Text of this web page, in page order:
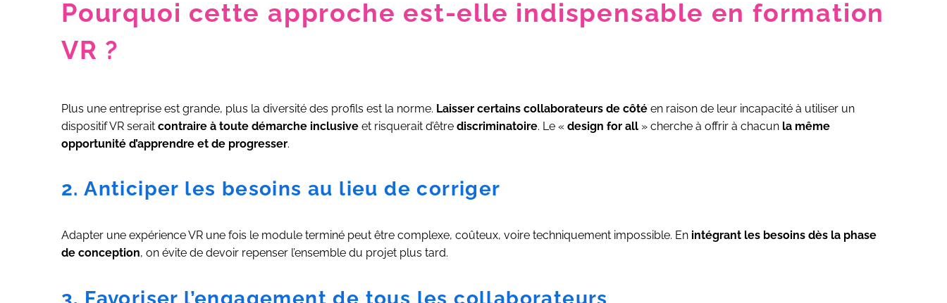
Pourquoi cette approche est-elle indispensable en formation
VR ?
Plus une entreprise est grande, plus la diversité des profils est la norme. Laisser certains collaborateurs de côté en raison de leur incapacité à utiliser un
dispositif VR serait contraire à toute démarche inclusive et risquerait d’être discriminatoire. Le « design for all » cherche à offrir à chacun la même
opportunité d’apprendre et de progresser.
2. Anticiper les besoins au lieu de corriger
Adapter une expérience VR une fois le module terminé peut être complexe, coûteux, voire techniquement impossible. En intégrant les besoins dès la phase
de conception, on évite de devoir repenser l’ensemble du projet plus tard.
3. Favoriser l’engagement de tous les collaborateurs